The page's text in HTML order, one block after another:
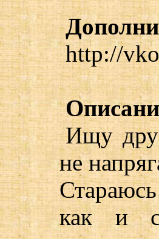
http://
Ищу
не
как и с